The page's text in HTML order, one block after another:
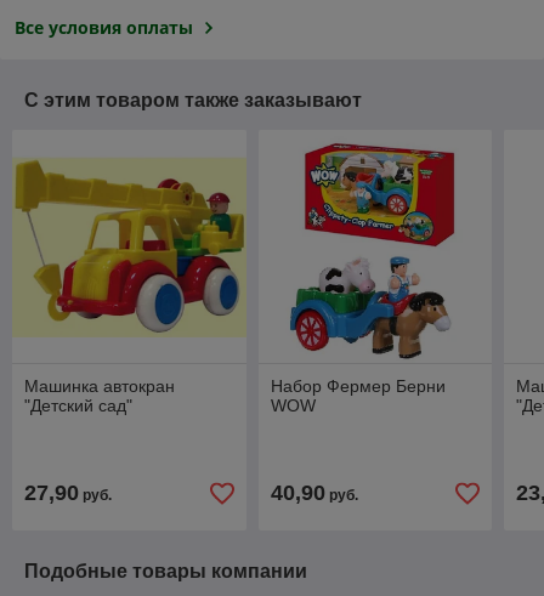
Все условия оплаты
С этим товаром также заказывают
Машинка автокран
"Детский сад"
27,90 руб.
Набор Фермер Берни
WOW
40,90руб.
Подобные товары компании